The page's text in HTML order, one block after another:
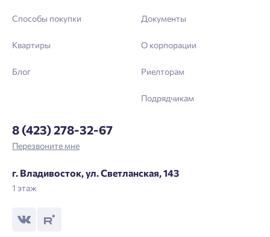
Способы покупки
Квартиры
Блог
Документы
О корпорации
Риелторам
Подрядчикам
8 (423) 278-32-67
Перезвоните мне
г. Владивосток, ул. Светланская, 143
1 этаж
Нажимая кнопку «Отправить», вы даёте согласие на обработку
Подтвердить